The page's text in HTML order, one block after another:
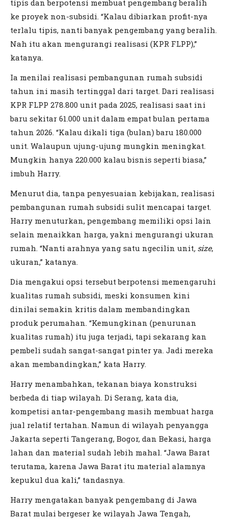
tipis dan berpotensi membuat pengembang beralih
ke proyek non-subsidi. “Kalau dibiarkan profit-nya
terlalu tipis, nanti banyak pengembang yang beralih.
Nah itu akan mengurangi realisasi (KPR FLPP),”
katanya.
Ia menilai realisasi pembangunan rumah subsidi
tahun ini masih tertinggal dari target. Dari realisasi
KPR FLPP 278.800 unit pada 2025, realisasi saat ini
baru sekitar 61.000 unit dalam empat bulan pertama
tahun 2026. “Kalau dikali tiga (bulan) baru 180.000
unit. Walaupun ujung-ujung mungkin meningkat.
Mungkin hanya 220.000 kalau bisnis seperti biasa,”
imbuh Harry.
Menurut dia, tanpa penyesuaian kebijakan, realisasi
pembangunan rumah subsidi sulit mencapai target.
Harry menuturkan, pengembang memiliki opsi lain
selain menaikkan harga, yakni mengurangi ukuran
rumah. “Nanti arahnya yang satu ngecilin unit, size,
ukuran,” katanya.
Dia mengakui opsi tersebut berpotensi memengaruhi
kualitas rumah subsidi, meski konsumen kini
dinilai semakin kritis dalam membandingkan
produk perumahan. “Kemungkinan (penurunan
kualitas rumah) itu juga terjadi, tapi sekarang kan
pembeli sudah sangat-sangat pinter ya. Jadi mereka
akan membandingkan,” kata Harry.
Harry menambahkan, tekanan biaya konstruksi
berbeda di tiap wilayah. Di Serang, kata dia,
kompetisi antar-pengembang masih membuat harga
jual relatif tertahan. Namun di wilayah penyangga
Jakarta seperti Tangerang, Bogor, dan Bekasi, harga
lahan dan material sudah lebih mahal. “Jawa Barat
terutama, karena Jawa Barat itu material alamnya
kepukul dua kali,” tandasnya.
Harry mengatakan banyak pengembang di Jawa
Barat mulai bergeser ke wilayah Jawa Tengah,